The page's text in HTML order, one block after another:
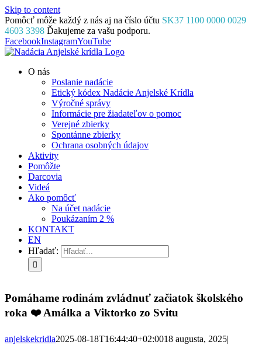
Skip to content
Pomôcť môže každý z nás aj na číslo účtu SK37 1100 0000 0029
4603 3398 Ďakujeme za vašu podporu.
FacebookInstagramYouTube
O nás
Poslanie nadácie
Etický kódex Nadácie Anjelské Krídla
Výročné správy
Informácie pre žiadateľov o pomoc
Verejné zbierky
Spontánne zbierky
Ochrana osobných údajov
Aktivity
Pomôžte
Darcovia
Videá
Ako pomôcť
Na účet nadácie
Poukázaním 2 %
KONTAKT
EN
Hľadať:
Pomáhame rodinám zvládnuť začiatok školského
roka ❤️ Amálka a Viktorko zo Svitu
anjelskekridla2025-08-18T16:44:40+02:0018 augusta, 2025|